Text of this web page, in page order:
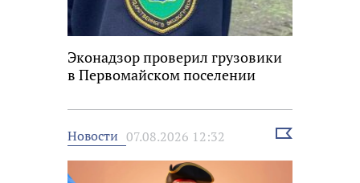
Эконадзор проверил грузовики
в Первомайском поселении
Новости 07.08.2026 12:32
Выбрать